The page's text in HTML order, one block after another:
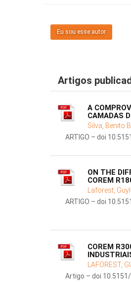
Eu sou esse autor
Artigos
A
CAMADAS
Silva, Benito
ARTIGO – doi
ON THE
COREM
Laforest,
ARTIGO – doi
COREM
LAFOREST,
Artigo – doi